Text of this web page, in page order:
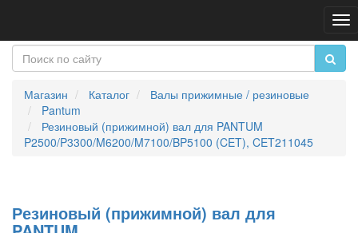
Магазин Каталог
Валы прижимные / резиновые
Pantum
Резиновый (прижимной) вал для PANTUM
P2500/P3300/M6200/M7100/BP5100 (CET), CET211045
Резиновый (прижимной) вал для